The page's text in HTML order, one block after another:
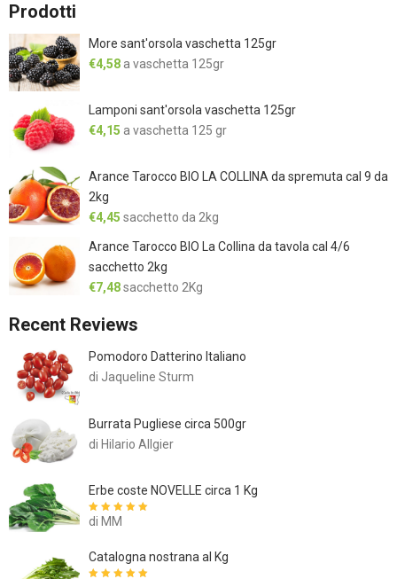
Prodotti
More sant'orsola vaschetta 125gr
€4,58 a vaschetta 125gr
Lamponi sant'orsola vaschetta 125gr
€4,15 a vaschetta 125 gr
Arance Tarocco BIO LA COLLINA da spremuta cal 9 da
2kg
€4,45 sacchetto da 2kg
Arance Tarocco BIO La Collina da tavola cal 4/6
sacchetto 2kg
€7,48sacchetto 2Kg
Recent Reviews
Pomodoro Datterino Italiano
di Jaqueline Sturm
Burrata Pugliese circa 500gr
di Hilario Allgier
Erbe coste NOVELLE circa 1 Kg
Valutato
di MM
Catalogna nostrana al Kg